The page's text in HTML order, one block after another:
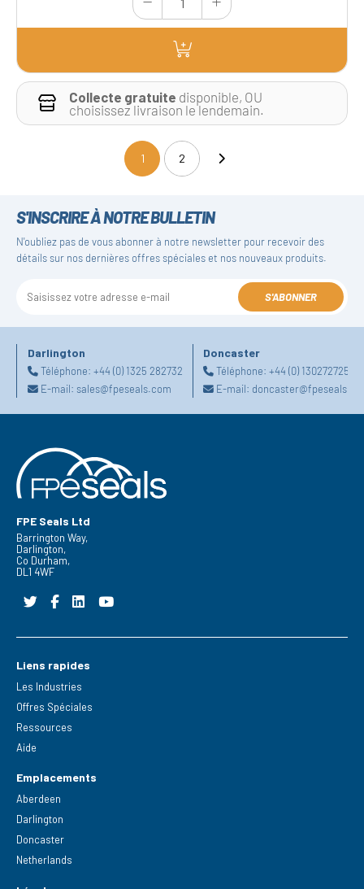
Collecte gratuite disponible, OU
choisissez livraison le lendemain.
1(current)2
S'INSCRIRE À NOTRE BULLETIN
N'oubliez pas de vous abonner à notre newsletter pour recevoir des
détails sur nos dernières offres spéciales et nos nouveaux produits.
S'ABONNER
Darlington
Téléphone: +44 (0) 1325 282732
E-mail: sales@fpeseals.com
Doncaster
Téléphone:+44 (0) 1302727252
E-mail:
FPE Seals Ltd
Barrington Way,
Darlington,
Co Durham,
DL1 4WF
Liens rapides
Les Industries
Offres Spéciales
Ressources
Aide
Emplacements
Aberdeen
Darlington
Doncaster
Netherlands